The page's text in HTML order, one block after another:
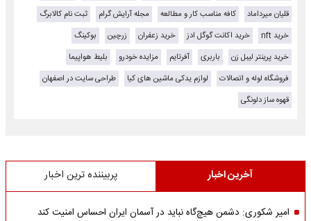
قلیان میرداماد
کافه مناسب کار و مطالعه مجله آرایش گرام
ثبت نام کالابرگ
خرید nft
خرید اکانت گوگل ادز خرید زعفران زرچین
بوکینگ
خرید پرینتر لیبل زن
باربری آفرتایم مزایده خودرو
بلیط هواپیما
فروشگاه لوله و اتصالات
لوازم یدکی ماشین های کیا
طراحی سایت در اصفهان
قهوه ساز دلونگی
آخرین اخبار پربیننده ترین اخبار
امیر شکوری: دشمن هیچ‌گاه نباید در آسمان ایران احساس امنیت کند